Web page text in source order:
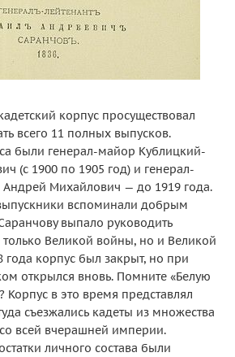
корпус просуществовал
всего 11 полных выпусков.
были генерал-майор Кублицкий-
(с 1900 по 1905 год) и генерал-
Андрей Михайлович — до 1919 года.
вспоминали добрым
выпало руководить
только Великой войны, но и Великой
года корпус был закрыт, но при
открылся вновь. Помните «Белую
Корпус в это время представлял
съезжались кадеты из множества
всей вчерашней империи.
личного состава были